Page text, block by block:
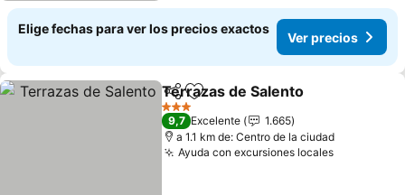
Elige fechas para ver los precios exactos
Ver precios
Compartir
Agregar a favoritos
Terrazas de Salento
3 Estrellas
9,7 Excelente
1.665
a 1.1 km de: Centro de la ciudad
Ayuda con excursiones localesVer